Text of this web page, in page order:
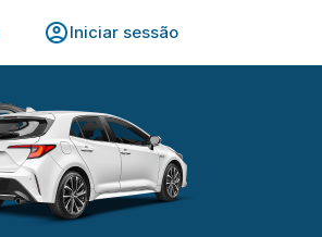
Iniciar sessão